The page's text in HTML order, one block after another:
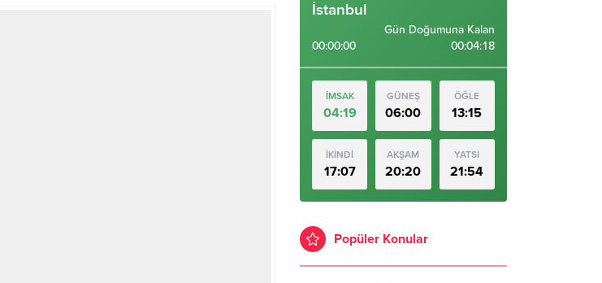
İstanbul
00:00:00
Gün Doğumuna Kalan
00:04:17
İMSAK
04:19
GÜNEŞ
06:00
ÖĞLE
13:15
İKİNDİ
17:07
AKŞAM
20:20
YATSI
21:54
Popüler Konular